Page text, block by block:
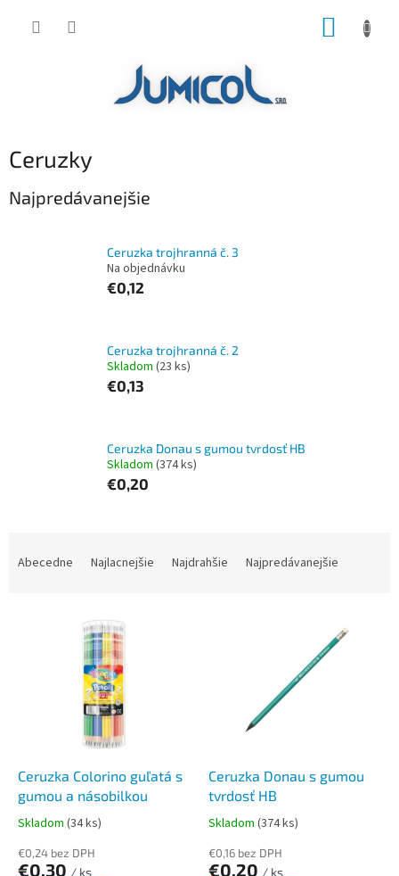
Ceruzky
Najpredávanejšie
Ceruzka trojhranná č. 3
Na objednávku
€0,12
Ceruzka trojhranná č. 2
Skladom (23 ks)
€0,13
Ceruzka Donau s gumou tvrdosť HB
Skladom (374 ks)
€0,20
Abecedne Najlacnejšie Najdrahšie Najpredávanejšie
Ceruzka Colorino guľatá s
gumou a násobilkou
Skladom (34 ks)
€0,24 bez DPH
€0,30 / ks
Ceruzka Donau s gumou
tvrdosť HB
Skladom (374 ks)
€0,16 bez DPH
€0,20 / ks